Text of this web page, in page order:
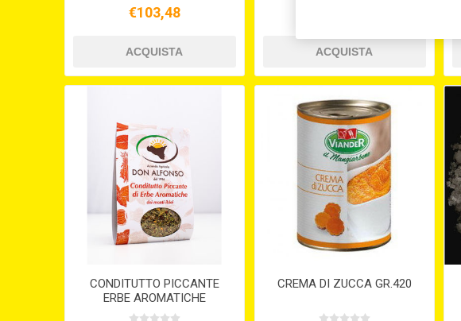
€103,48
CONDITUTTO PICCANTE
ERBE AROMATICHE
BUSTINA GR.25
CREMA DI ZUCCA GR.420